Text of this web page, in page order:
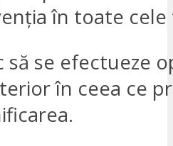
în toate cele
să se efectueze
în ceea ce